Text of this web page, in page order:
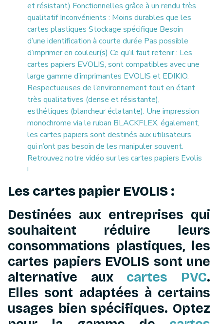
et résistant) Fonctionnelles grâce à un rendu très
qualitatif Inconvénients : Moins durables que les
cartes plastiques Stockage spécifique Besoin
d’une identification à courte durée Pas possible
d’imprimer en couleur(s) Ce qu’il faut retenir : Les
cartes papiers EVOLIS, sont compatibles avec une
large gamme d’imprimantes EVOLIS et EDIKIO.
Respectueuses de l’environnement tout en étant
très qualitatives (dense et résistante),
esthétiques (blancheur éclatante). Une impression
monochrome via le ruban BLACKFLEX, également,
les cartes papiers sont destinés aux utilisateurs
qui n’ont pas besoin de les manipuler souvent.
Retrouvez notre vidéo sur les cartes papiers Evolis
!
Les cartes papier EVOLIS :
Destinées aux entreprises qui
souhaitent réduire leurs
consommations plastiques, les
cartes papiers EVOLIS sont une
alternative aux cartes PVC.
Elles sont adaptées à certains
usages bien spécifiques. Optez